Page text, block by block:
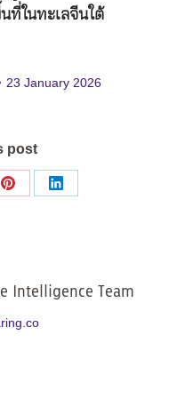
ที่ในทะเลจีนใต้
23 January 2026
post
Share
Share
Intelligence Team